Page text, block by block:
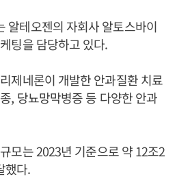
알테오젠의 자회사 알토스바이
팅을 담당하고 있다.
제네론이 개발한 안과질환 치료
, 당뇨망막병증 등 다양한 안과
모는 2023년 기준으로 약 12조2
했다.